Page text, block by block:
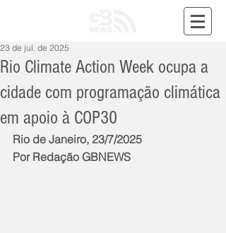
Rio Climate Action Week ocupa a
cidade com programação climática
em apoio à COP30
23 de jul. de 2025
Rio de Janeiro, 23/7/2025
Por Redação GBNEWS